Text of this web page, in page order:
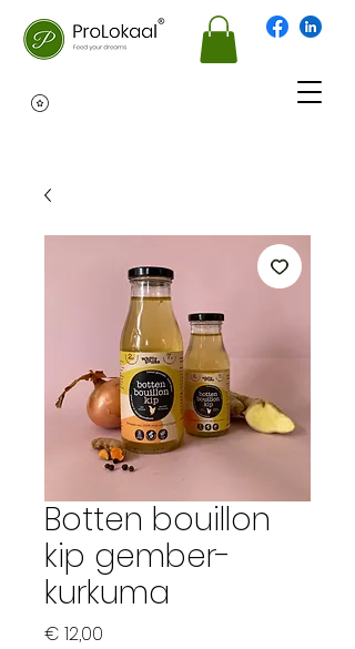
Botten bouillon
kip gember-
kurkuma
€ 12,00